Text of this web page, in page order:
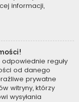
informacji,
reguły
od danego
prywatne
witryny, którzy
wysyłania